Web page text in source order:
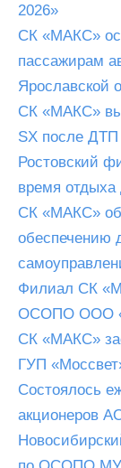
2026»
СК «МАКС»
пассажирам
Ярославской
СК «МАКС»
SX после ДТП
Ростовский
время отдыха
СК «МАКС»
обеспечению
Филиал СК
ОСОПО ООО
СК «МАКС»
ГУП
Состоялось
акционеров